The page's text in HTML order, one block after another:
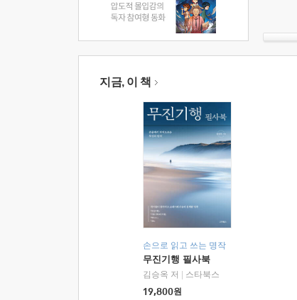
지금, 이 책
손으로 읽고 쓰는 명작
무진기행 필사북
김승옥 저
스타북스
19,800원